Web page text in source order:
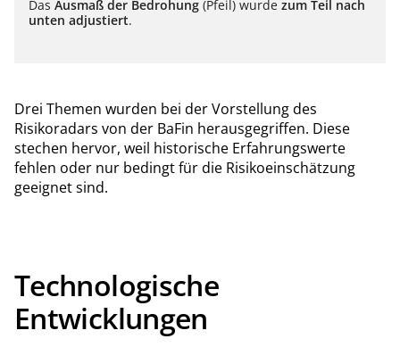
Das Ausmaß der Bedrohung (Pfeil) wurde zum Teil nach
unten adjustiert.
Drei Themen wurden bei der Vorstellung des
Risikoradars von der BaFin herausgegriffen. Diese
stechen hervor, weil historische Erfahrungswerte
fehlen oder nur bedingt für die Risikoeinschätzung
geeignet sind.
Technologische
Entwicklungen